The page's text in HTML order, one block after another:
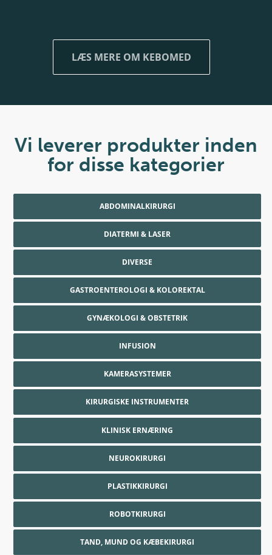
LÆS MERE OM KEBOMED
Vi leverer produkter inden
for disse kategorier
ABDOMINALKIRURGI
DIATERMI & LASER
DIVERSE
GASTROENTEROLOGI & KOLOREKTAL
GYNÆKOLOGI & OBSTETRIK
INFUSION
KAMERASYSTEMER
KIRURGISKE INSTRUMENTER
KLINISK ERNÆRING
NEUROKIRURGI
PLASTIKKIRURGI
ROBOTKIRURGI
TAND, MUND OG KÆBEKIRURGI